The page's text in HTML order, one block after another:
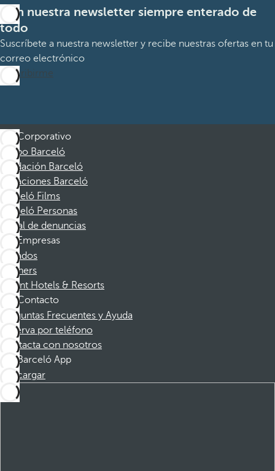
Con nuestra newsletter siempre enterado de
todo
Suscríbete a nuestra newsletter y recibe nuestras ofertas en tu
correo electrónico
Suscribirme
Corporativo
Grupo Barceló
Fundación Barceló
Vacaciones Barceló
Barceló Films
Barceló Personas
Canal de denuncias
Empresas
Afiliados
Partners
Dorint Hotels & Resorts
Contacto
Preguntas Frecuentes y Ayuda
Reserva por teléfono
Contacta con nosotros
Barceló App
Descargar